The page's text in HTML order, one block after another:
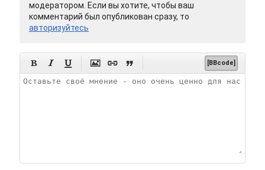
модератором. Если вы хотите, чтобы ваш
комментарий был опубликован сразу, то
авторизуйтесь
      [BBcode]